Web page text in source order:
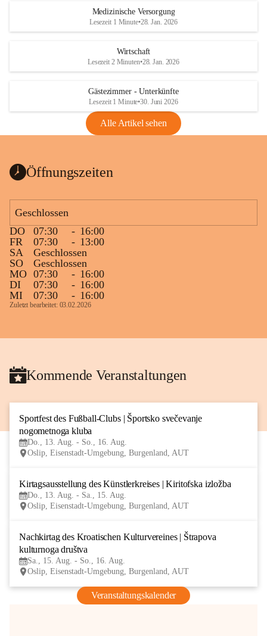
Medizinische Versorgung
Lesezeit 1 Minute•28. Jan. 2026
Wirtschaft
Lesezeit 2 Minuten•28. Jan. 2026
Gästezimmer - Unterkünfte
Lesezeit 1 Minute•30. Juni 2026
Alle Artikel sehen
Öffnungszeiten
Geschlossen
DO
07:30 - 16:00
FR
07:30 - 13:00
SA
Geschlossen
SO
Geschlossen
MO 07:30 - 16:00
DI
07:30 - 16:00
MI
07:30 - 16:00
Zuletzt bearbeitet: 03.02.2026
Kommende Veranstaltungen
Sportfest des Fußball-Clubs | Športsko svečevanje
nogometnoga kluba
Do., 13. Aug. - So., 16. Aug.
Oslip, Eisenstadt-Umgebung, Burgenland, AUT
Kirtagsausstellung des Künstlerkreises | Kiritofska izložba
Do., 13. Aug. - Sa., 15. Aug.
Oslip, Eisenstadt-Umgebung, Burgenland, AUT
Nachkirtag des Kroatischen Kulturvereines | Štrapova
kulturnoga društva
Sa., 15. Aug. - So., 16. Aug.
Oslip, Eisenstadt-Umgebung, Burgenland, AUT
Veranstaltungskalender